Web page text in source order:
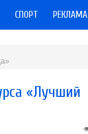
СПОРТ РЕКЛАМА
«Лучший